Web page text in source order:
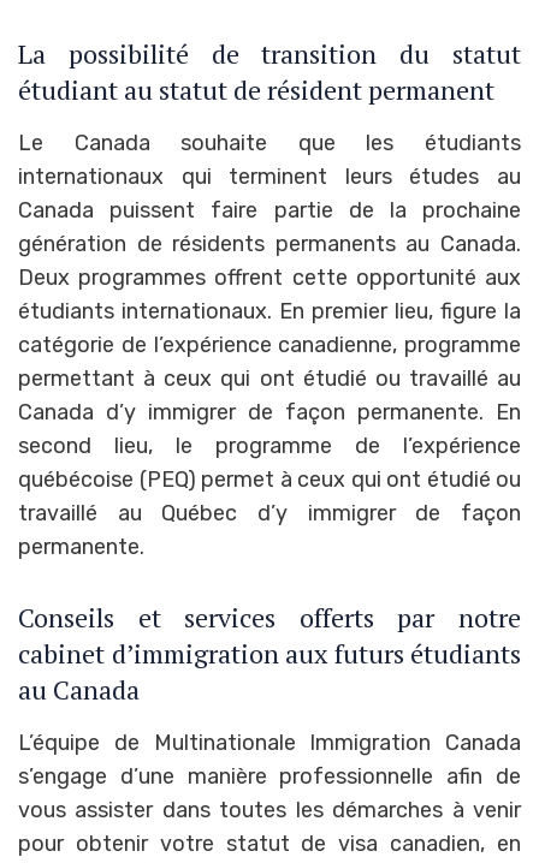
La possibilité de transition du statut
étudiant au statut de résident permanent
Le Canada souhaite que les étudiants
internationaux qui terminent leurs études au
Canada puissent faire partie de la prochaine
génération de résidents permanents au Canada.
Deux programmes offrent cette opportunité aux
étudiants internationaux. En premier lieu, figure la
catégorie de l’expérience canadienne, programme
permettant à ceux qui ont étudié ou travaillé au
Canada d’y immigrer de façon permanente. En
second lieu, le programme de l’expérience
québécoise (PEQ) permet à ceux qui ont étudié ou
travaillé au Québec d’y immigrer de façon
permanente.
Conseils et services offerts par notre
cabinet d’immigration aux futurs étudiants
au Canada
L’équipe de Multinationale Immigration Canada
s’engage d’une manière professionnelle afin de
vous assister dans toutes les démarches à venir
pour obtenir votre statut de visa canadien, en